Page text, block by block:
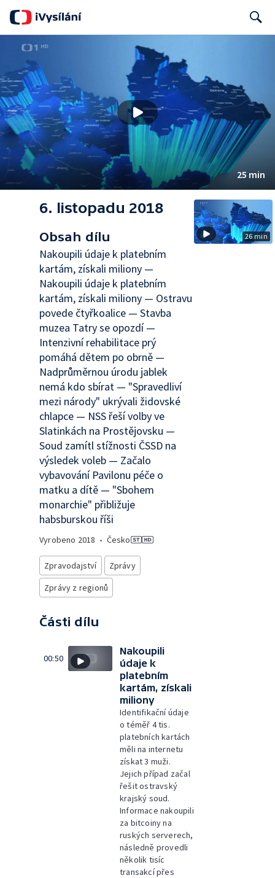
25 min
6. listopadu 2018
Obsah dílu
Nakoupili údaje k platebním
kartám, získali miliony —
Nakoupili údaje k platebním
kartám, získali miliony — Ostravu
povede čtyřkoalice — Stavba
muzea Tatry se opozdí —
Intenzivní rehabilitace prý
pomáhá dětem po obrně —
Nadprůměrnou úrodu jablek
nemá kdo sbírat — "Spravedliví
mezi národy" ukrývali židovské
chlapce — NSS řeší volby ve
Slatinkách na Prostějovsku —
Soud zamítl stížnosti ČSSD na
výsledek voleb — Začalo
vybavování Pavilonu péče o
matku a dítě — "Sbohem
monarchie" přibližuje
habsburskou říši
Vyrobeno 2018 • Česko
Zpravodajství
Zprávy
Zprávy z regionů
Části dílu
00:50
Nakoupili
údaje k
platebním
kartám, získali
miliony
Identifikační údaje
o téměř 4 tis.
platebních kartách
měli na internetu
získat 3 muži.
Jejich případ začal
řešit ostravský
krajský soud.
Informace nakoupili
za bitcoiny na
ruských serverech,
následně provedli
několik tisíc
transakcí přes
26 min